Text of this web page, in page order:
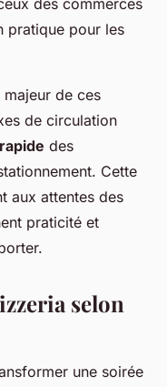
des commerces
pratique pour les
de ces
de circulation
des
Cette
aux attentes des
praticité et
selon
une soirée